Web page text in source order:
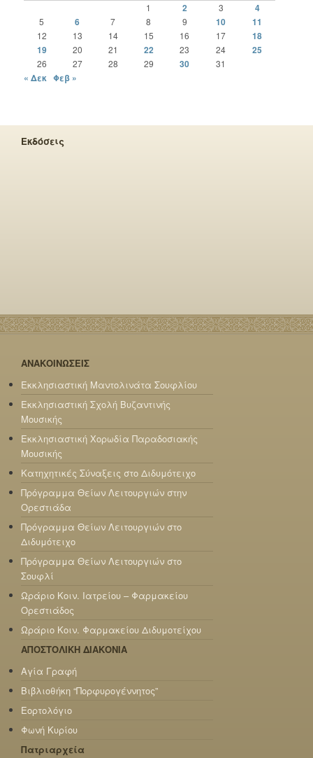
1 2 3 4
5 6 7 8 9 10 11
12 13 14 15 16 17
18
19
20 21 22 23 24 25
26 27 28 29 30 31
« Δεκ Φεβ »
Εκδόσεις
ΑΝΑΚΟΙΝΩΣΕΙΣ
Εκκλησιαστική Μαντολινάτα Σουφλίου
Εκκλησιαστική Σχολή Βυζαντινής
Μουσικής
Εκκλησιαστική Χορωδία Παραδοσιακής
Μουσικής
Κατηχητικές Σύναξεις στο Διδυμότειχο
Πρόγραμμα Θείων Λειτουργιών στην
Ορεστιάδα
Πρόγραμμα Θείων Λειτουργιών στο
Διδυμότειχο
Πρόγραμμα Θείων Λειτουργιών στο
Σουφλί
Ωράριο Κοιν. Ιατρείου – Φαρμακείου
Ορεστιάδος
Ωράριο Κοιν. Φαρμακείου Διδυμοτείχου
ΑΠΟΣΤΟΛΙΚΗ ΔΙΑΚΟΝΙΑ
Αγία Γραφή
Βιβλιοθήκη “Πορφυρογέννητος”
Εορτολόγιο
Φωνή Κυρίου
Πατριαρχεία